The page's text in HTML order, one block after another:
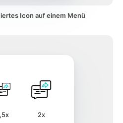
Icon auf einem Menü
2x